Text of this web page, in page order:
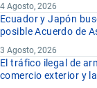
4 Agosto, 2026
Ecuador y Japón
posible Acuerdo de
3 Agosto, 2026
El tráfico ilegal de
comercio exterior y